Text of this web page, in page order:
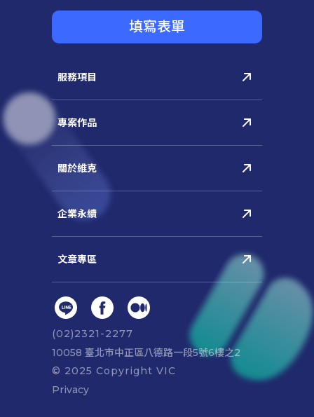
(02)2321-2277
10058 臺北市中正區八德路⼀段5號6樓之2
© 2025 Copyright VIC
Privacy
填寫表單